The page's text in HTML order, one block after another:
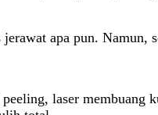
apa pun. Namun,
laser